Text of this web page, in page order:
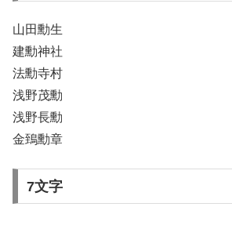
山田勳生
建勳神社
法勳寺村
浅野茂勳
浅野長勳
金鵄勳章
7文字